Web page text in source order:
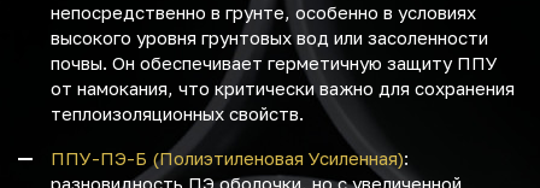
непосредственно в грунте, особенно в условиях
высокого уровня грунтовых вод или засоленности
почвы. Он обеспечивает герметичную защиту ППУ
от намокания, что критически важно для сохранения
теплоизоляционных свойств.
ППУ-ПЭ-Б (Полиэтиленовая Усиленная):
разновидность ПЭ оболочки, но с увеличенной